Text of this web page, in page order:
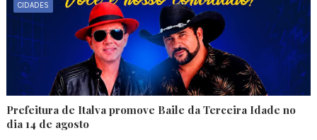
CIDADES
Prefeitura de Italva promove Baile da Terceira Idade no
dia 14 de agosto